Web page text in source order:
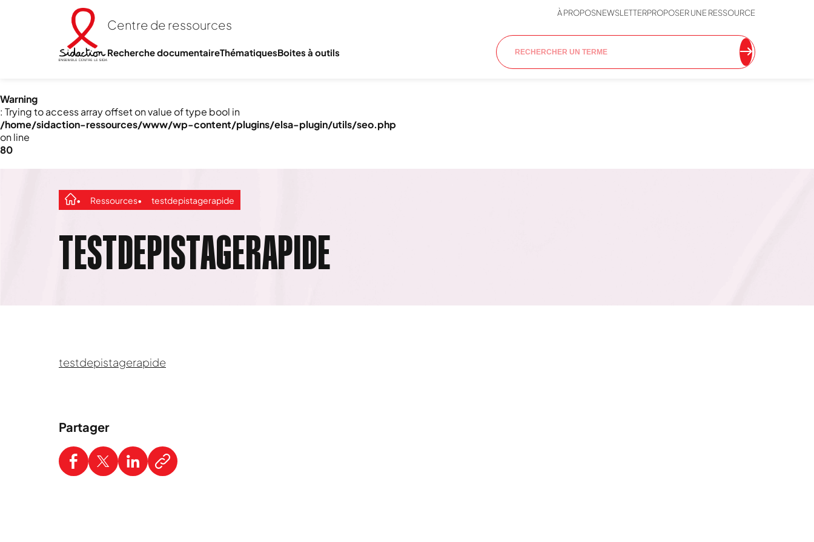
Warning
: Trying to access array offset on value of type bool in
/home/sidaction-ressources/www/wp-content/plugins/elsa-plugin/utils/seo.php
on line
80
Centre de ressources
À PROPOSNEWSLETTERPROPOSER UNE RESSOURCE
Recherche documentaireThématiquesBoites à outils
Ressources testdepistagerapide
TESTDEPISTAGERAPIDE
testdepistagerapide
Partager